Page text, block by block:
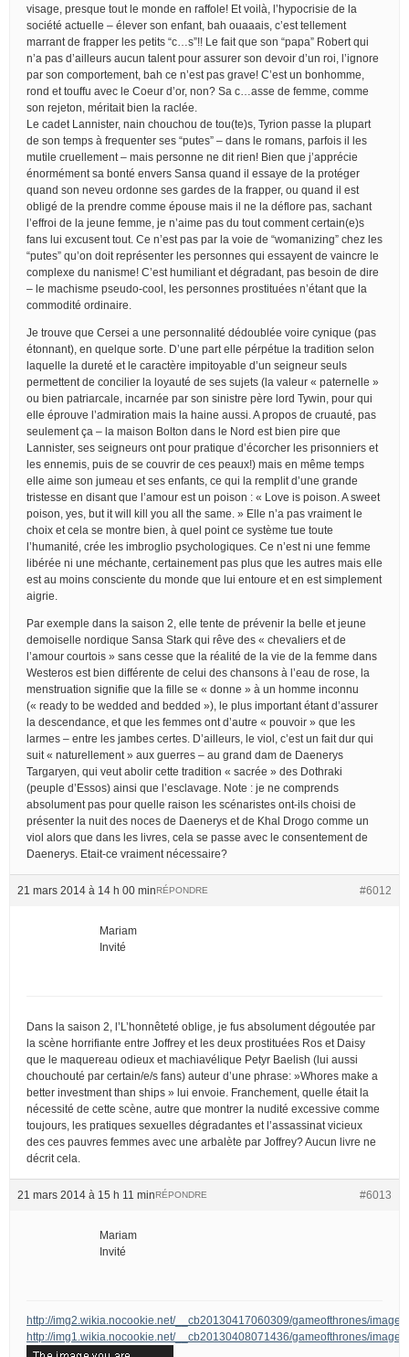
visage, presque tout le monde en raffole! Et voilà, l’hypocrisie de la
société actuelle – élever son enfant, bah ouaaais, c’est tellement
marrant de frapper les petits “c…s”!! Le fait que son “papa” Robert qui
n’a pas d’ailleurs aucun talent pour assurer son devoir d’un roi, l’ignore
par son comportement, bah ce n’est pas grave! C’est un bonhomme,
rond et touffu avec le Coeur d’or, non? Sa c…asse de femme, comme
son rejeton, méritait bien la raclée.
Le cadet Lannister, nain chouchou de tou(te)s, Tyrion passe la plupart
de son temps à frequenter ses “putes” – dans le romans, parfois il les
mutile cruellement – mais personne ne dit rien! Bien que j’apprécie
énormément sa bonté envers Sansa quand il essaye de la protéger
quand son neveu ordonne ses gardes de la frapper, ou quand il est
obligé de la prendre comme épouse mais il ne la déflore pas, sachant
l’effroi de la jeune femme, je n’aime pas du tout comment certain(e)s
fans lui excusent tout. Ce n’est pas par la voie de “womanizing” chez les
“putes” qu’on doit représenter les personnes qui essayent de vaincre le
complexe du nanisme! C’est humiliant et dégradant, pas besoin de dire
– le machisme pseudo-cool, les personnes prostituées n’étant que la
commodité ordinaire.
Je trouve que Cersei a une personnalité dédoublée voire cynique (pas
étonnant), en quelque sorte. D’une part elle pérpétue la tradition selon
laquelle la dureté et le caractère impitoyable d’un seigneur seuls
permettent de concilier la loyauté de ses sujets (la valeur « paternelle »
ou bien patriarcale, incarnée par son sinistre père lord Tywin, pour qui
elle éprouve l’admiration mais la haine aussi. A propos de cruauté, pas
seulement ça – la maison Bolton dans le Nord est bien pire que
Lannister, ses seigneurs ont pour pratique d’écorcher les prisonniers et
les ennemis, puis de se couvrir de ces peaux!) mais en même temps
elle aime son jumeau et ses enfants, ce qui la remplit d’une grande
tristesse en disant que l’amour est un poison : « Love is poison. A sweet
poison, yes, but it will kill you all the same. » Elle n’a pas vraiment le
choix et cela se montre bien, à quel point ce système tue toute
l’humanité, crée les imbroglio psychologiques. Ce n’est ni une femme
libérée ni une méchante, certainement pas plus que les autres mais elle
est au moins consciente du monde que lui entoure et en est simplement
aigrie.
Par exemple dans la saison 2, elle tente de prévenir la belle et jeune
demoiselle nordique Sansa Stark qui rêve des « chevaliers et de
l’amour courtois » sans cesse que la réalité de la vie de la femme dans
Westeros est bien différente de celui des chansons à l’eau de rose, la
menstruation signifie que la fille se « donne » à un homme inconnu
(« ready to be wedded and bedded »), le plus important étant d’assurer
la descendance, et que les femmes ont d’autre « pouvoir » que les
larmes – entre les jambes certes. D’ailleurs, le viol, c’est un fait dur qui
suit « naturellement » aux guerres – au grand dam de Daenerys
Targaryen, qui veut abolir cette tradition « sacrée » des Dothraki
(peuple d’Essos) ainsi que l’esclavage. Note : je ne comprends
absolument pas pour quelle raison les scénaristes ont-ils choisi de
présenter la nuit des noces de Daenerys et de Khal Drogo comme un
viol alors que dans les livres, cela se passe avec le consentement de
Daenerys. Etait-ce vraiment nécessaire?
21 mars 2014 à 14 h 00 min #6012
RÉPONDRE
Mariam
Invité
Dans la saison 2, l’L’honnêteté oblige, je fus absolument dégoutée par
la scène horrifiante entre Joffrey et les deux prostituées Ros et Daisy
que le maquereau odieux et machiavélique Petyr Baelish (lui aussi
chouchouté par certain/e/s fans) auteur d’une phrase: »Whores make a
better investment than ships » lui envoie. Franchement, quelle était la
nécessité de cette scène, autre que montrer la nudité excessive comme
toujours, les pratiques sexuelles dégradantes et l’assassinat vicieux
des ces pauvres femmes avec une arbalète par Joffrey? Aucun livre ne
décrit cela.
21 mars 2014 à 15 h 11 min #6013
RÉPONDRE
Mariam
Invité
http://img2.wikia.nocookie.net/__cb20130417060309/gameofthrones/
http://img1.wikia.nocookie.net/__cb20130408071436/gameofthrones/